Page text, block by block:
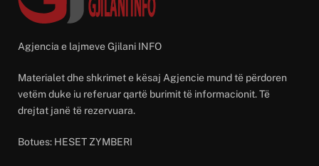
Agjencia e lajmeve Gjilani INFO
Materialet dhe shkrimet e kësaj Agjencie mund të përdoren
vetëm duke iu referuar qartë burimit të informacionit. Të
drejtat janë të rezervuara.
Botues: HESET ZYMBERI